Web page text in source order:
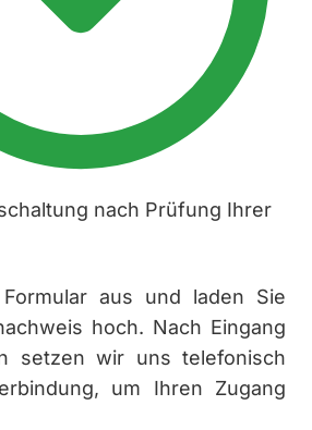
nach Prüfung Ihrer
aus und laden Sie
hoch. Nach Eingang
setzen wir uns telefonisch
um Ihren Zugang